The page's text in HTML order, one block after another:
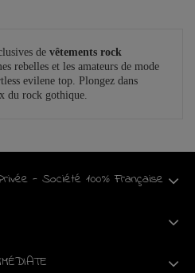
de vêtements rock
rebelles et les amateurs de mode
evilene top. Plongez dans
du rock gothique.
- Société 100% Française